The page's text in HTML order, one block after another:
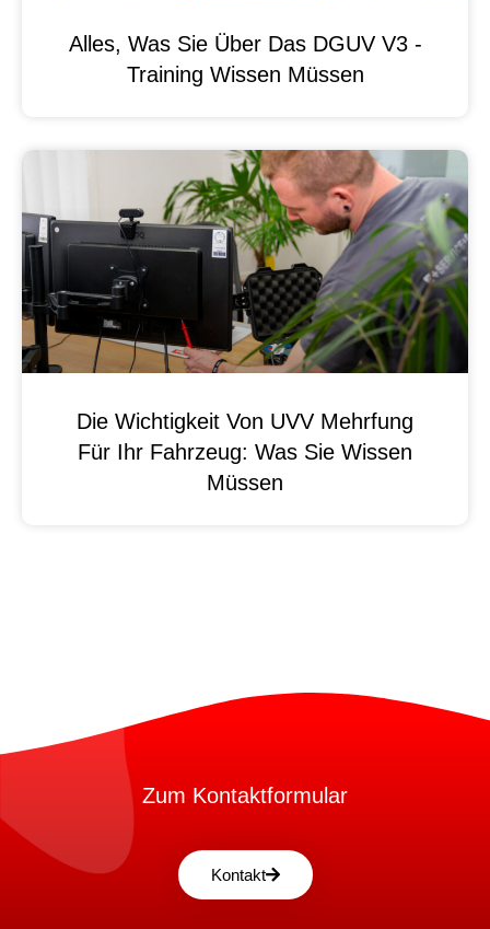
Alles, Was Sie Über Das DGUV V3 -
Training Wissen Müssen
Die Wichtigkeit Von UVV Mehrfung
Für Ihr Fahrzeug: Was Sie Wissen
Müssen
Zum Kontaktformular
Kontakt